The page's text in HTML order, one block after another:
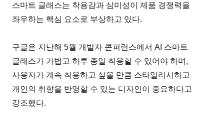
스마트 글래스는 착용감과 심미성이 제품 경쟁력을
좌우하는 핵심 요소로 부상하고 있다.
구글은 지난해 5월 개발자 콘퍼런스에서 AI 스마트
글래스가 가볍고 하루 종일 착용할 수 있어야 하며,
사용자가 계속 착용하고 싶을 만큼 스타일리시하고
개인의 취향을 반영할 수 있는 디자인이 중요하다고
강조했다.